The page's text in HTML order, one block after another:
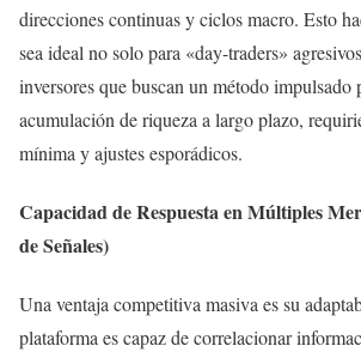
direcciones continuas y ciclos macro. Esto
sea ideal no solo para «day-traders»
inversores que buscan un método impulsado
acumulación de riqueza a largo plazo,
mínima y ajustes esporádicos.
Capacidad de Respuesta en Múltiples
de Señales)
Una ventaja competitiva masiva es su
plataforma es capaz de correlacionar